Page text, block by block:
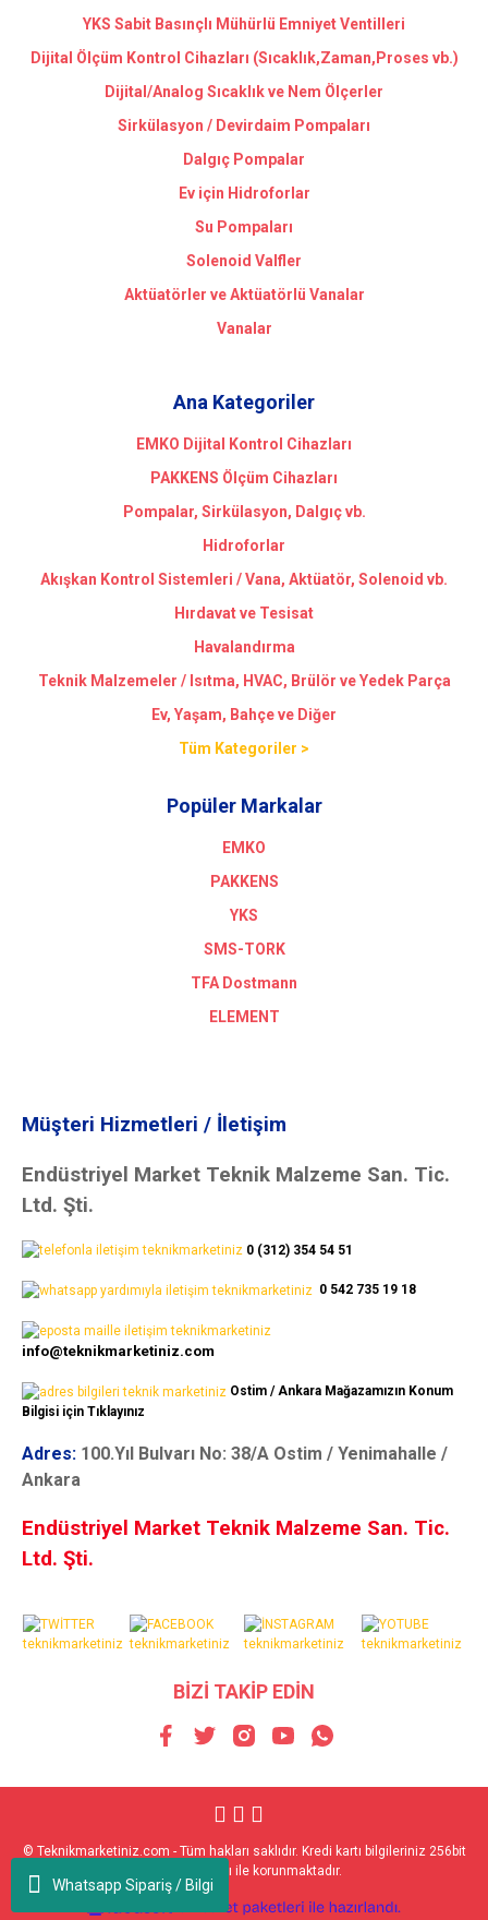
Whatsapp Sipariş / Bilgi
YKS Sabit Basınçlı Mühürlü Emniyet Ventilleri
Dijital Ölçüm Kontrol Cihazları (Sıcaklık,Zaman,Proses vb.)
Dijital/Analog Sıcaklık ve Nem Ölçerler
Sirkülasyon / Devirdaim Pompaları
Dalgıç Pompalar
Ev için Hidroforlar
Su Pompaları
Solenoid Valfler
Aktüatörler ve Aktüatörlü Vanalar
Vanalar
Ana Kategoriler
EMKO Dijital Kontrol Cihazları
PAKKENS Ölçüm Cihazları
Pompalar, Sirkülasyon, Dalgıç vb.
Hidroforlar
Akışkan Kontrol Sistemleri / Vana, Aktüatör, Solenoid vb.
Hırdavat ve Tesisat
Havalandırma
Teknik Malzemeler / Isıtma, HVAC, Brülör ve Yedek Parça
Ev, Yaşam, Bahçe ve Diğer
Tüm Kategoriler >
Popüler Markalar
EMKO
PAKKENS
YKS
SMS-TORK
TFA Dostmann
ELEMENT
Müşteri Hizmetleri / İletişim
Endüstriyel Market Teknik Malzeme San. Tic.
Ltd. Şti.
0 (312) 354 54 51
0 542 735 19 18
info@teknikmarketiniz.com
Ostim / Ankara Mağazamızın Konum
Bilgisi için Tıklayınız
Adres: 100.Yıl Bulvarı No: 38/A Ostim / Yenimahalle /
Ankara
Endüstriyel Market Teknik Malzeme San. Tic.
Ltd. Şti.
BİZİ TAKİP EDİN
© Teknikmarketiniz.com - Tüm hakları saklıdır. Kredi kartı bilgileriniz 256bit
SSL sertifikası ile korunmaktadır.
e-